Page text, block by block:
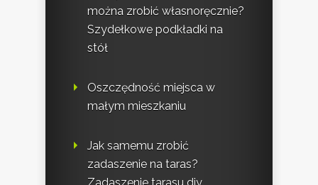
można zrobić własnoręcznie?
Szydełkowe podkładki na
stół
Oszczędność miejsca w
małym mieszkaniu
Jak samemu zrobić
zadaszenie na taras?